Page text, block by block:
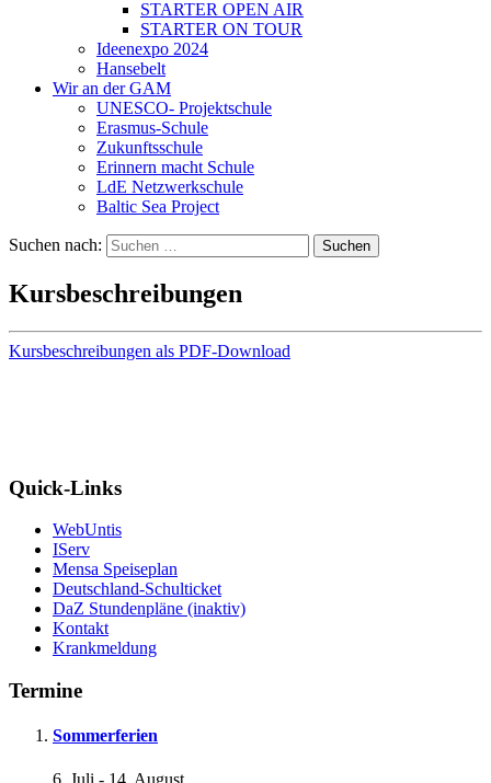
STARTER OPEN AIR
STARTER ON TOUR
Ideenexpo 2024
Hansebelt
Wir an der GAM
UNESCO- Projektschule
Erasmus-Schule
Zukunftsschule
Erinnern macht Schule
LdE Netzwerkschule
Baltic Sea Project
Suchen nach:
Kursbeschreibungen
Kursbeschreibungen als PDF-Download
Quick-Links
WebUntis
IServ
Mensa Speiseplan
Deutschland-Schulticket
DaZ Stundenpläne (inaktiv)
Kontakt
Krankmeldung
Termine
Sommerferien
6. Juli - 14. August